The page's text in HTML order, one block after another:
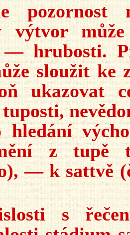
výtvor
— hrubosti.
sloužit ke
ukazovat
hledání
z tupě
— k sattvě
s